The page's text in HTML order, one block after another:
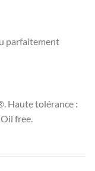
parfaitement
Haute tolérance :
free.